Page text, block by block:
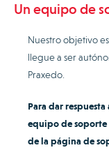
Un equipo de
Nuestro objetivo
llegue a ser
Praxedo.
Para dar
equipo de soporte
de la página de